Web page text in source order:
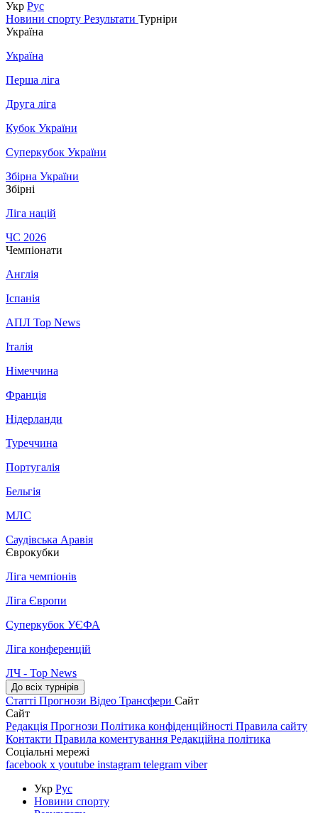
Укр Рус
Новини спорту Результати Турніри
Україна
Україна
Перша ліга
Друга ліга
Кубок України
Суперкубок України
Збірна України
Збірні
Ліга націй
ЧС 2026
Чемпіонати
Англія
Іспанія
АПЛ Top News
Італія
Німеччина
Франція
Нідерланди
Туреччина
Португалія
Бельгія
МЛС
Саудівська Аравія
Єврокубки
Ліга чемпіонів
Ліга Європи
Суперкубок УЄФА
Ліга конференцій
ЛЧ - Top News
До всіх турнірів
Статті Прогнози Відео Трансфери Сайт
Сайт
Редакція Прогнози Політика конфіденційності Правила сайту
Контакти Правила коментування Редакційна політика
Соціальні мережі
facebook x youtube instagram telegram viber
Укр Рус
Новини спорту